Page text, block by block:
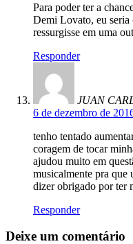
Para poder ter a
Demi Lovato, eu seria
ressurgisse em uma
Responder
JUAN
6 de dezembro de
tenho tentado
coragem de tocar
ajudou muito em
musicalmente pra que
dizer obrigado por ter
Responder
Deixe um comentário